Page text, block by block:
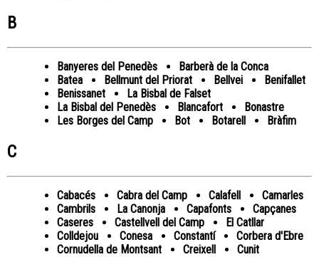
B
Banyeres del Penedès
Barberà de la Conca
Batea
Bellmunt del Priorat Bellvei
Benifallet
Benissanet
La Bisbal de Falset
La Bisbal del Penedès
Blancafort
Bonastre
Les Borges del Camp
Bot Botarell Bràfim
C
Cabacés Cabra del Camp Calafell
Camarles
Cambrils
La Canonja Capafonts
Capçanes
Caseres
Castellvell del Camp
El Catllar
Colldejou
Conesa Constantí
Corbera d'Ebre
Cornudella de Montsant
Creixell Cunit